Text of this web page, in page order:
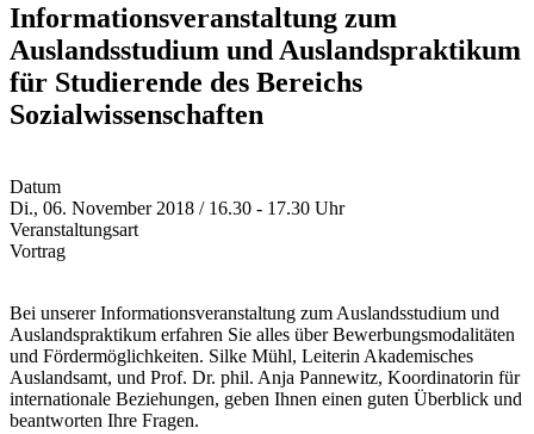
Informationsveranstaltung zum
Auslandsstudium und Auslandspraktikum
für Studierende des Bereichs
Sozialwissenschaften
Datum
Di., 06. November 2018 / 16.30 - 17.30 Uhr
Veranstaltungsart
Vortrag
Bei unserer Informationsveranstaltung zum Auslandsstudium und
Auslandspraktikum erfahren Sie alles über Bewerbungsmodalitäten
und Fördermöglichkeiten. Silke Mühl, Leiterin Akademisches
Auslandsamt, und Prof. Dr. phil. Anja Pannewitz, Koordinatorin für
internationale Beziehungen, geben Ihnen einen guten Überblick und
beantworten Ihre Fragen.